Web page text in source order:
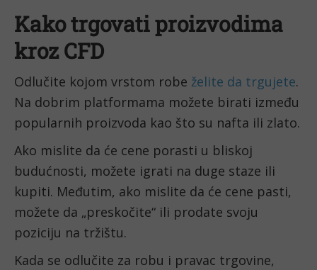
Kako trgovati proizvodima
kroz CFD
Odlučite kojom vrstom robe želite da trgujete.
Na dobrim platformama možete birati između
popularnih proizvoda kao što su nafta ili zlato.
Ako mislite da će cene porasti u bliskoj
budućnosti, možete igrati na duge staze ili
kupiti. Međutim, ako mislite da će cene pasti,
možete da „preskočite“ ili prodate svoju
poziciju na tržištu.
Kada se odlučite za robu i pravac trgovine,